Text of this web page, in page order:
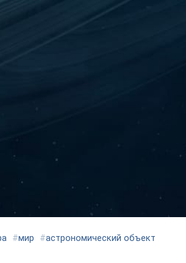
#мир #астрономический объект